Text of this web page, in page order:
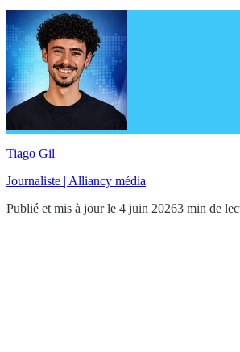
Tiago Gil
Journaliste | Alliancy média
Publié et mis à jour le 4 juin 20263 min de